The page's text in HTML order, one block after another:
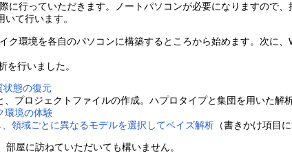
に行っていただきます。ノートパソコンが必要になりますので
て行います。
ク環境を各自のパソコンに構築するところから始めます。次に
を行いました。
状態の復元
プロジェクトファイルの作成。ハプロタイプと集団を用いた解
環境の体験
領域ごとに異なるモデルを選択してベイズ解析（書きかけ項目
屋に訪ねていただいても構いません。